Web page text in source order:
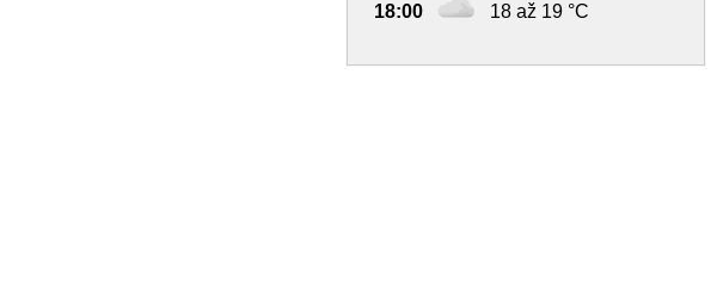
18:00 18 až 19 °C